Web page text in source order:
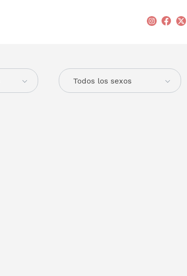
Todos los sexos